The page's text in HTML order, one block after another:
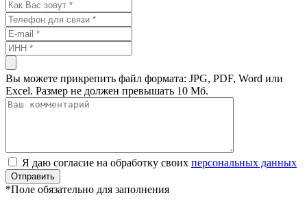
Вы можете прикрепить файл формата: JPG, PDF, Word или
Excel. Размер не должен превышать 10 Мб.
Я даю согласие на обработку своих персональных данных
*Поле обязательно для заполнения